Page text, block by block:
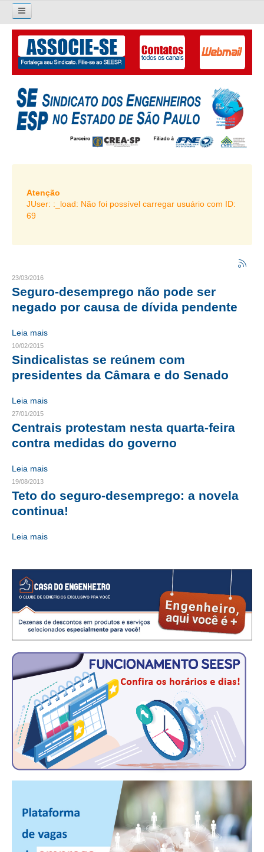
Pesquisar...
O SINDICATO
APRESENTAÇÃO
PALAVRA DO PRESIDENTE
DIRETORIA
LIVRO GESTÃO 2026-2029
SUBSEDES SINDICAIS
CRESCE BRASIL
CONSELHO TECNOLÓGICO
HISTÓRICO E ATUAÇÃO
COMPOSIÇÃO
CONSELHOS ASSESSORES
PERSONALIDADES DA TECNOLOGIA
NÚCLEO DA MULHER ENGENHEIRA
JURÍDICO
CONSULTORIA
CONTRIBUIÇÃO ASSISTENCIAL
CONTRIBUIÇÃO ASSOCIATIVA OU ANUIDADE DE SÓCIO
CONTRIBUIÇÃO SINDICAL URBANA
FGTS EXPURGOS
FGTS CORREÇÃO
LEGISLAÇÃO
LEI 4.950-A/1966 – PISO SALARIAL
LEI 5.194/1966 – REGULAMENTAÇÃO DA PROFISSÃO
RES 1.002/2002 – CÓDIGO DE ÉTICA
HOMOLOGAÇÕES
Atenção
JUser: :_load: Não foi possível carregar usuário com ID:
69
23/03/2016
Seguro-desemprego não pode ser
negado por causa de dívida pendente
Leia mais
10/02/2015
Sindicalistas se reúnem com
presidentes da Câmara e do Senado
Leia mais
27/01/2015
Centrais protestam nesta quarta-feira
contra medidas do governo
Leia mais
19/08/2013
Teto do seguro-desemprego: a novela
continua!
Leia mais